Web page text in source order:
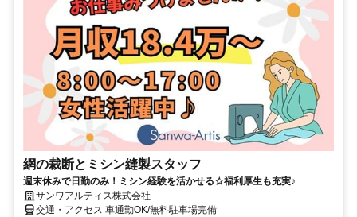
網の裁断とミシン縫製スタッフ
週末休みで日勤のみ！ミシン経験を活かせる☆福利厚生も充実♪
サンワアルティス株式会社
交通・アクセス 車通勤OK/無料駐車場完備